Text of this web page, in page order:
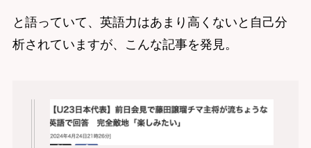
と語っていて、英語力はあまり高くないと自己分
析されていますが、こんな記事を発見。